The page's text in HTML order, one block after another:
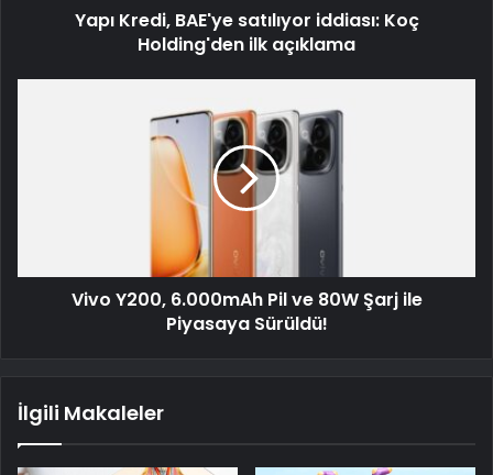
Yapı Kredi, BAE'ye satılıyor iddiası: Koç
Holding'den ilk açıklama
Vivo Y200, 6.000mAh Pil ve 80W Şarj ile
Piyasaya Sürüldü!
İlgili Makaleler